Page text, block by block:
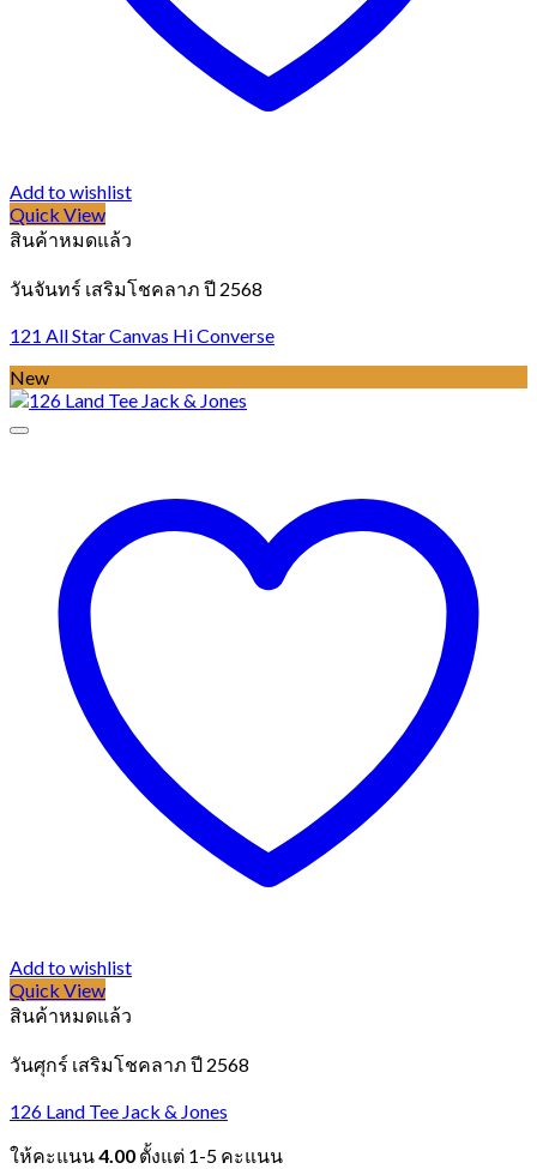
Add to wishlist
Quick View
สินค้าหมดแล้ว
วันจันทร์ เสริมโชคลาภ ปี 2568
121 All Star Canvas Hi Converse
New
Add to wishlist
Quick View
สินค้าหมดแล้ว
วันศุกร์ เสริมโชคลาภ ปี 2568
126 Land Tee Jack & Jones
ให้คะแนน4.00 ตั้งแต่ 1-5 คะแนน